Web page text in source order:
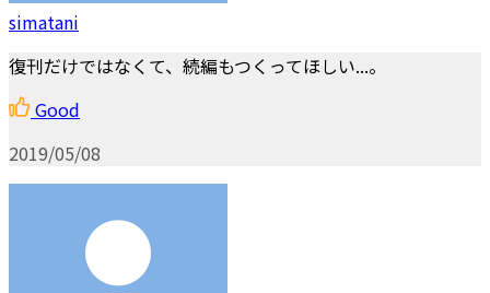
simatani
復刊だけではなくて、続編もつくってほしい...。
Good
2019/05/08